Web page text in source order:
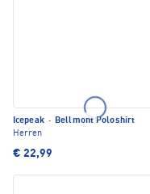
Icepeak · Bellmont Poloshirt
Herren
€ 22,99